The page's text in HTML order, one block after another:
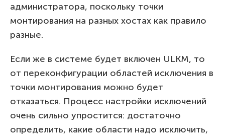
администратора, поскольку точки
монтирования на разных хостах как правило
разные.
Если же в системе будет включен ULKM, то
от переконфигурации областей исключения в
точки монтирования можно будет
отказаться. Процесс настройки исключений
очень сильно упростится: достаточно
определить, какие области надо исключить,